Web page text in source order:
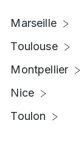
Marseille
Toulouse
Montpellier
Nice
Toulon